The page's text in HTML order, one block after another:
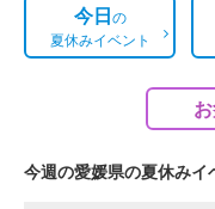
今日の
夏休みイベント
今週の愛媛県の夏休みイ